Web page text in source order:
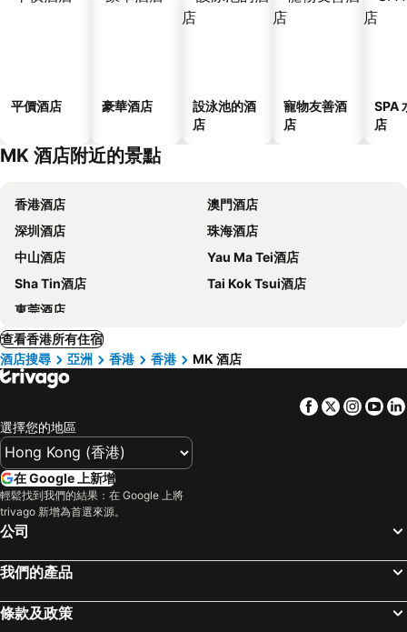
平價酒店 豪華酒店
設泳池的酒
店
寵物友善酒
店
SPA
店
MK 酒店附近的景點
香港酒店
澳門酒店
深圳酒店
珠海酒店
中山酒店
Yau Ma Tei酒店
Sha Tin酒店
Tai Kok Tsui酒店
東莞酒店
查看香港所有住宿
酒店搜尋
亞洲 香港 香港 MK 酒店
Facebook
Twitter
選擇您的地區
在 Google 上新增
輕鬆找到我們的結果：在 Google 上將
trivago 新增為首選來源。
公司
我們的產品
條款及政策